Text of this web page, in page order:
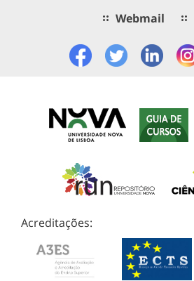
Webmail
Acreditações: